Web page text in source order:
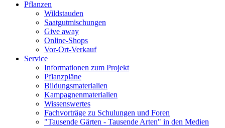
Pflanzen
Wildstauden
Saatgutmischungen
Give away
Online-Shops
Vor-Ort-Verkauf
Service
Informationen zum Projekt
Pflanzpläne
Bildungsmaterialien
Kampagnenmaterialien
Wissenswertes
Fachvorträge zu Schulungen und Foren
"Tausende Gärten - Tausende Arten" in den Medien